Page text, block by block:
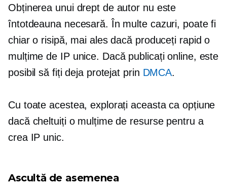
Obținerea unui drept de autor nu este
întotdeauna necesară. În multe cazuri, poate fi
chiar o risipă, mai ales dacă produceți rapid o
mulțime de IP unice. Dacă publicați online, este
posibil să fiți deja protejat prin DMCA.
Cu toate acestea, explorați aceasta ca opțiune
dacă cheltuiți o mulțime de resurse pentru a
crea IP unic.
Ascultă de asemenea